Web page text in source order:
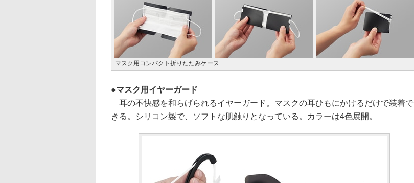
マスク用コンパクト折りたたみケース
マスク用イヤーガード
耳の不快感を和らげられるイヤーガード。マスクの耳ひもにかけるだけで装着で
きる。シリコン製で、ソフトな肌触りとなっている。カラーは4色展開。